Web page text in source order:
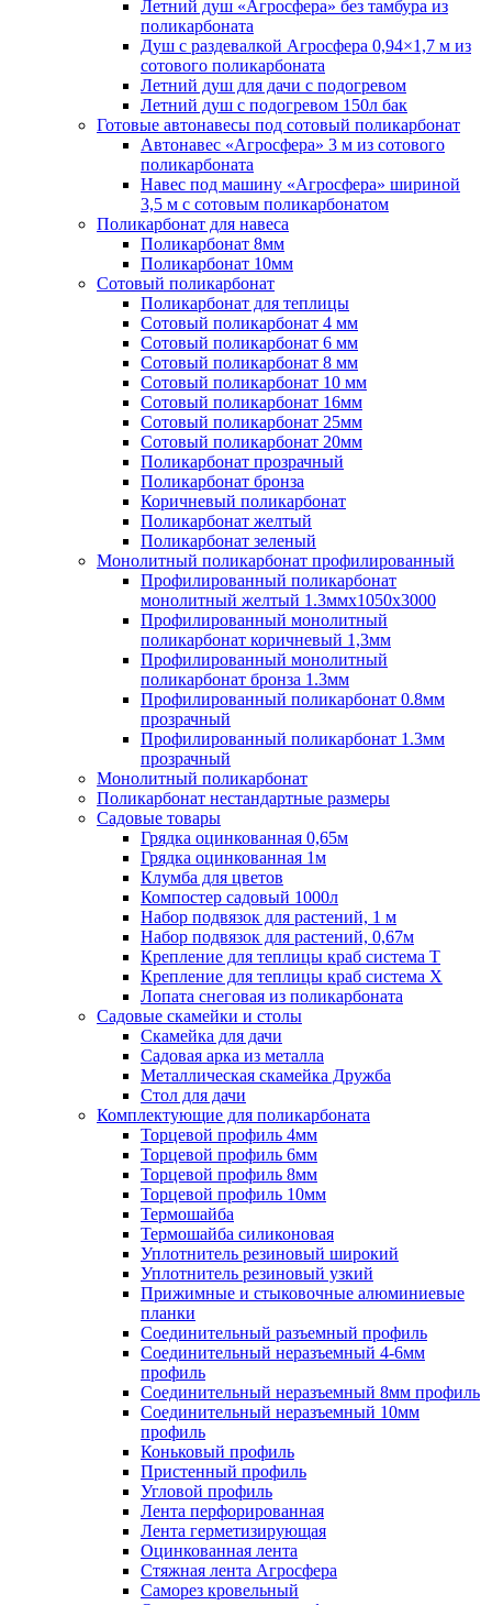
Летний душ «Агросфера» без тамбура из
поликарбоната
Душ с раздевалкой Агросфера 0,94×1,7 м из
сотового поликарбоната
Летний душ для дачи с подогревом
Летний душ с подогревом 150л бак
Готовые автонавесы под сотовый поликарбонат
Автонавес «Агросфера» 3 м из сотового
поликарбоната
Навес под машину «Агросфера» шириной
3,5 м с сотовым поликарбонатом
Поликарбонат для навеса
Поликарбонат 8мм
Поликарбонат 10мм
Сотовый поликарбонат
Поликарбонат для теплицы
Сотовый поликарбонат 4 мм
Сотовый поликарбонат 6 мм
Сотовый поликарбонат 8 мм
Сотовый поликарбонат 10 мм
Сотовый поликарбонат 16мм
Сотовый поликарбонат 25мм
Сотовый поликарбонат 20мм
Поликарбонат прозрачный
Поликарбонат бронза
Коричневый поликарбонат
Поликарбонат желтый
Поликарбонат зеленый
Монолитный поликарбонат профилированный
Профилированный поликарбонат
монолитный желтый 1.3ммх1050х3000
Профилированный монолитный
поликарбонат коричневый 1,3мм
Профилированный монолитный
поликарбонат бронза 1.3мм
Профилированный поликарбонат 0.8мм
прозрачный
Профилированный поликарбонат 1.3мм
прозрачный
Монолитный поликарбонат
Поликарбонат нестандартные размеры
Садовые товары
Грядка оцинкованная 0,65м
Грядка оцинкованная 1м
Клумба для цветов
Компостер садовый 1000л
Набор подвязок для растений, 1 м
Набор подвязок для растений, 0,67м
Крепление для теплицы краб система Т
Крепление для теплицы краб система Х
Лопата снеговая из поликарбоната
Садовые скамейки и столы
Скамейка для дачи
Садовая арка из металла
Металлическая скамейка Дружба
Стол для дачи
Комплектующие для поликарбоната
Торцевой профиль 4мм
Торцевой профиль 6мм
Торцевой профиль 8мм
Торцевой профиль 10мм
Термошайба
Термошайба силиконовая
Уплотнитель резиновый широкий
Уплотнитель резиновый узкий
Прижимные и стыковочные алюминиевые
планки
Соединительный разъемный профиль
Соединительный неразъемный 4-6мм
профиль
Соединительный неразъемный 8мм профиль
Соединительный неразъемный 10мм
профиль
Коньковый профиль
Пристенный профиль
Угловой профиль
Лента перфорированная
Лента герметизирующая
Оцинкованная лента
Стяжная лента Агросфера
Саморез кровельный